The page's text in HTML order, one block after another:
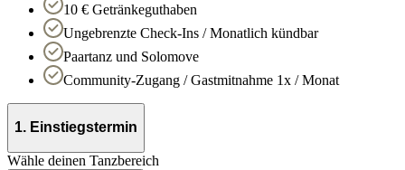
10 € Getränkeguthaben
Ungebrenzte Check-Ins / Monatlich kündbar
Paartanz und Solomove
Community-Zugang / Gastmitnahme 1x / Monat
1. Einstiegstermin
Wähle deinen Tanzbereich